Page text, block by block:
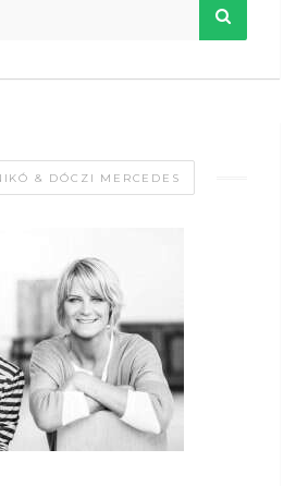
& DÓCZI MERCEDES